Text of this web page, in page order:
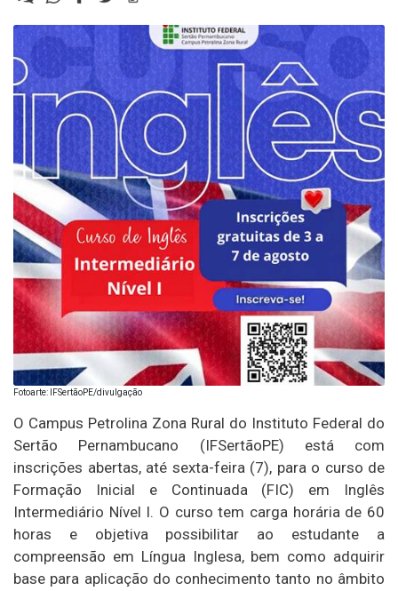
Fotoarte: IFSertãoPE/divulgação
O Campus Petrolina Zona Rural do Instituto Federal do
Sertão Pernambucano (IFSertãoPE) está com
inscrições abertas, até sexta-feira (7), para o curso de
Formação Inicial e Continuada (FIC) em Inglês
Intermediário Nível I. O curso tem carga horária de 60
horas e objetiva possibilitar ao estudante a
compreensão em Língua Inglesa, bem como adquirir
base para aplicação do conhecimento tanto no âmbito